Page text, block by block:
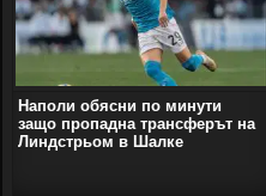
Наполи обясни по минути
защо пропадна трансферът на
Линдстрьом в Шалке